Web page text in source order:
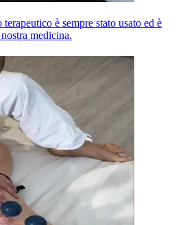
è sempre stato usato ed è
medicina.